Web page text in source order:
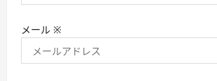
メール ※